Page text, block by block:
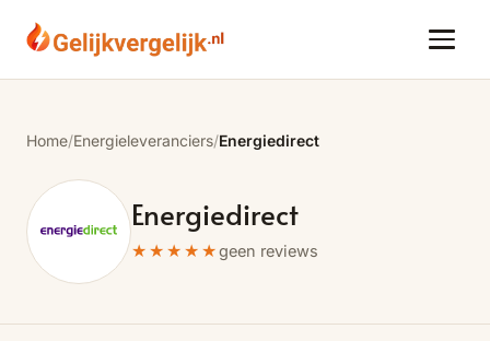
Home/Energieleveranciers/Energiedirect
Energiedirect
★★★★★geen reviews